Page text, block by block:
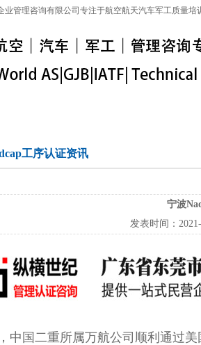
业管理咨询有限公司专注于航空航天汽车军工质量培
工序认证资讯
宁波
发表时间：
中国二重所属万航公司顺利通过